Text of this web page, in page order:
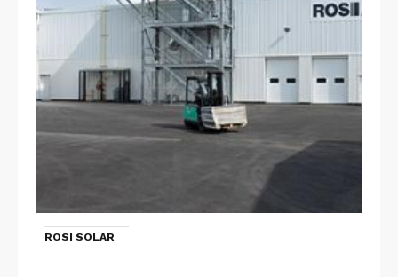
ROSI SOLAR